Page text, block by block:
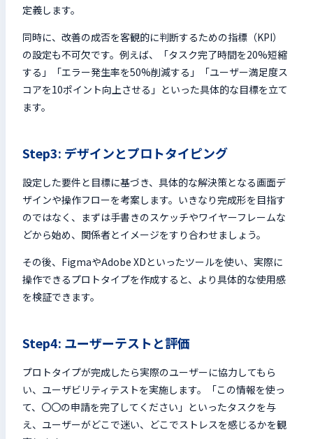
定義します。
同時に、改善の成否を客観的に判断するための指標（KPI）
の設定も不可欠です。例えば、「タスク完了時間を20%短縮
する」「エラー発生率を50%削減する」「ユーザー満足度ス
コアを10ポイント向上させる」といった具体的な目標を立て
ます。
Step3: デザインとプロトタイピング
設定した要件と目標に基づき、具体的な解決策となる画面デ
ザインや操作フローを考案します。いきなり完成形を目指す
のではなく、まずは手書きのスケッチやワイヤーフレームな
どから始め、関係者とイメージをすり合わせましょう。
その後、FigmaやAdobe XDといったツールを使い、実際に
操作できるプロトタイプを作成すると、より具体的な使用感
を検証できます。
Step4: ユーザーテストと評価
プロトタイプが完成したら実際のユーザーに協力してもら
い、ユーザビリティテストを実施します。「この情報を使っ
て、〇〇の申請を完了してください」といったタスクを与
え、ユーザーがどこで迷い、どこでストレスを感じるかを観